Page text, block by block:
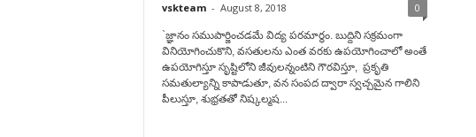
vskteam - August 8, 2018 0
`జ్ఞానం సముపార్జించడమే విద్య పరమార్ధం. బుద్దిని సక్రమంగా
వినియోగించుకొని, వసతులను ఎంత వరకు ఉపయోగించాలో అంతే
ఉపయోగిస్తూ సృష్టిలోని జీవులన్నంటిని గౌరవిస్తూ, ప్రకృతి
సమతుల్యాన్ని కాపాడుతూ, వన సంపద ద్వారా స్వచ్చమైన గాలిని
పీలుస్తూ, శుభ్రతతో నిష్కల్మష...